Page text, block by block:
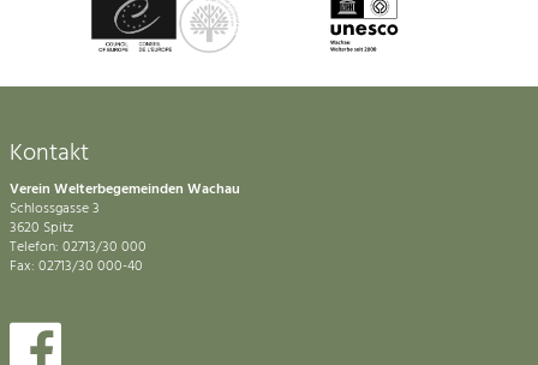
Kontakt
Verein Welterbegemeinden Wachau
Schlossgasse 3
3620 Spitz
Telefon: 02713/30 000
Fax: 02713/30 000-40